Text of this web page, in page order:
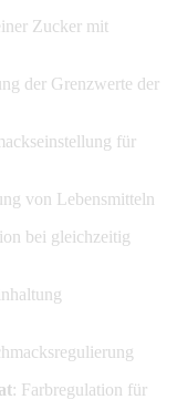
Zucker mit
der Grenzwerte der
für
von Lebensmitteln
bei gleichzeitig
: Farbregulation für